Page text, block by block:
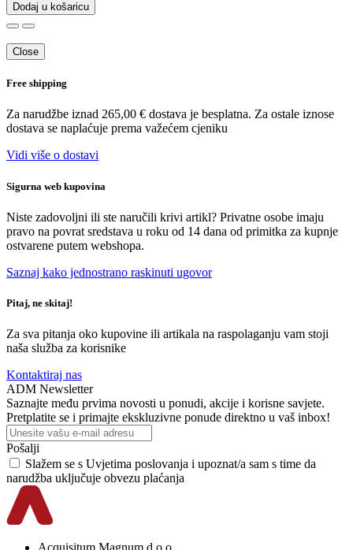
Dodaj u košaricu
Close
Free shipping
Za narudžbe iznad 265,00 € dostava je besplatna. Za ostale iznose
dostava se naplaćuje prema važećem cjeniku
Vidi više o dostavi
Sigurna web kupovina
Niste zadovoljni ili ste naručili krivi artikl? Privatne osobe imaju
pravo na povrat sredstava u roku od 14 dana od primitka za kupnje
ostvarene putem webshopa.
Saznaj kako jednostrano raskinuti ugovor
Pitaj, ne skitaj!
Za sva pitanja oko kupovine ili artikala na raspolaganju vam stoji
naša služba za korisnike
Kontaktiraj nas
ADM Newsletter
Saznajte među prvima novosti u ponudi, akcije i korisne savjete.
Pretplatite se i primajte ekskluzivne ponude direktno u vaš inbox!
Pošalji
Slažem se s Uvjetima poslovanja i upoznat/a sam s time da
narudžba uključuje obvezu plaćanja